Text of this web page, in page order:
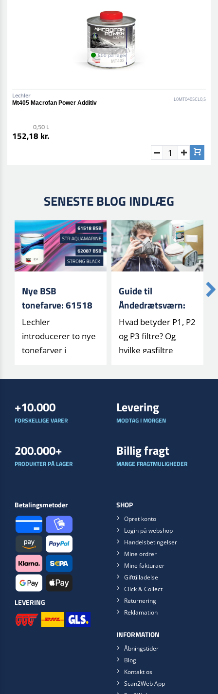
500 på lager
Lechler
L0MT0405CL0,5
Mt405 Macrofan Power Additiv
0,50 L
152,18 kr.
SENESTE BLOG INDLÆG
Nye BSB
tonefarve: 61518
og 62087
Lechler
introducerer to nye
tonefarver i
systemet. Læs
Guide til
Åndedrætsværn:
Forstå Filtertyper
og Klasser (P1, P2,
P3)
Hvad betyder P1, P2
og P3 filtre? Og
hvilke gasfiltre
hvad? Få en letfo[...]
+10.000
FORSKELLIGE VARER
Levering
MODTAG I MORGEN
200.000+
PRODUKTER PÅ LAGER
Billig fragt
MANGE FRAGTMULIGHEDER
Betalingsmetoder
LEVERING
SHOP
Opret konto
Login på webshop
Handelsbetingelser
Mine ordrer
Mine fakturaer
Gifttilladelse
Click & Collect
Returnering
Reklamation
INFORMATION
Åbningstider
Blog
Kontakt os
Scan2Web App